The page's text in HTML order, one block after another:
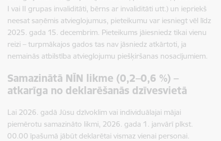
I vai II grupas invaliditāti, bērns ar invaliditāti utt.) un iepriekš
neesat saņēmis atvieglojumus, pieteikumu var iesniegt vēl līdz
2025. gada 15. decembrim. Pieteikums jāiesniedz tikai vienu
reizi – turpmākajos gados tas nav jāsniedz atkārtoti, ja
nemainās atbilstība atvieglojumu piešķiršanas nosacījumiem.
Samazinātā NĪN likme (0,2–0,6 %) –
atkarīga no deklarēšanās dzīvesvietā
Lai 2026. gadā Jūsu dzīvoklim vai individuālajai mājai
piemērotu samazināto likmi, 2026. gada 1. janvārī plkst.
00.00 īpašumā jābūt deklarētai vismaz vienai personai.